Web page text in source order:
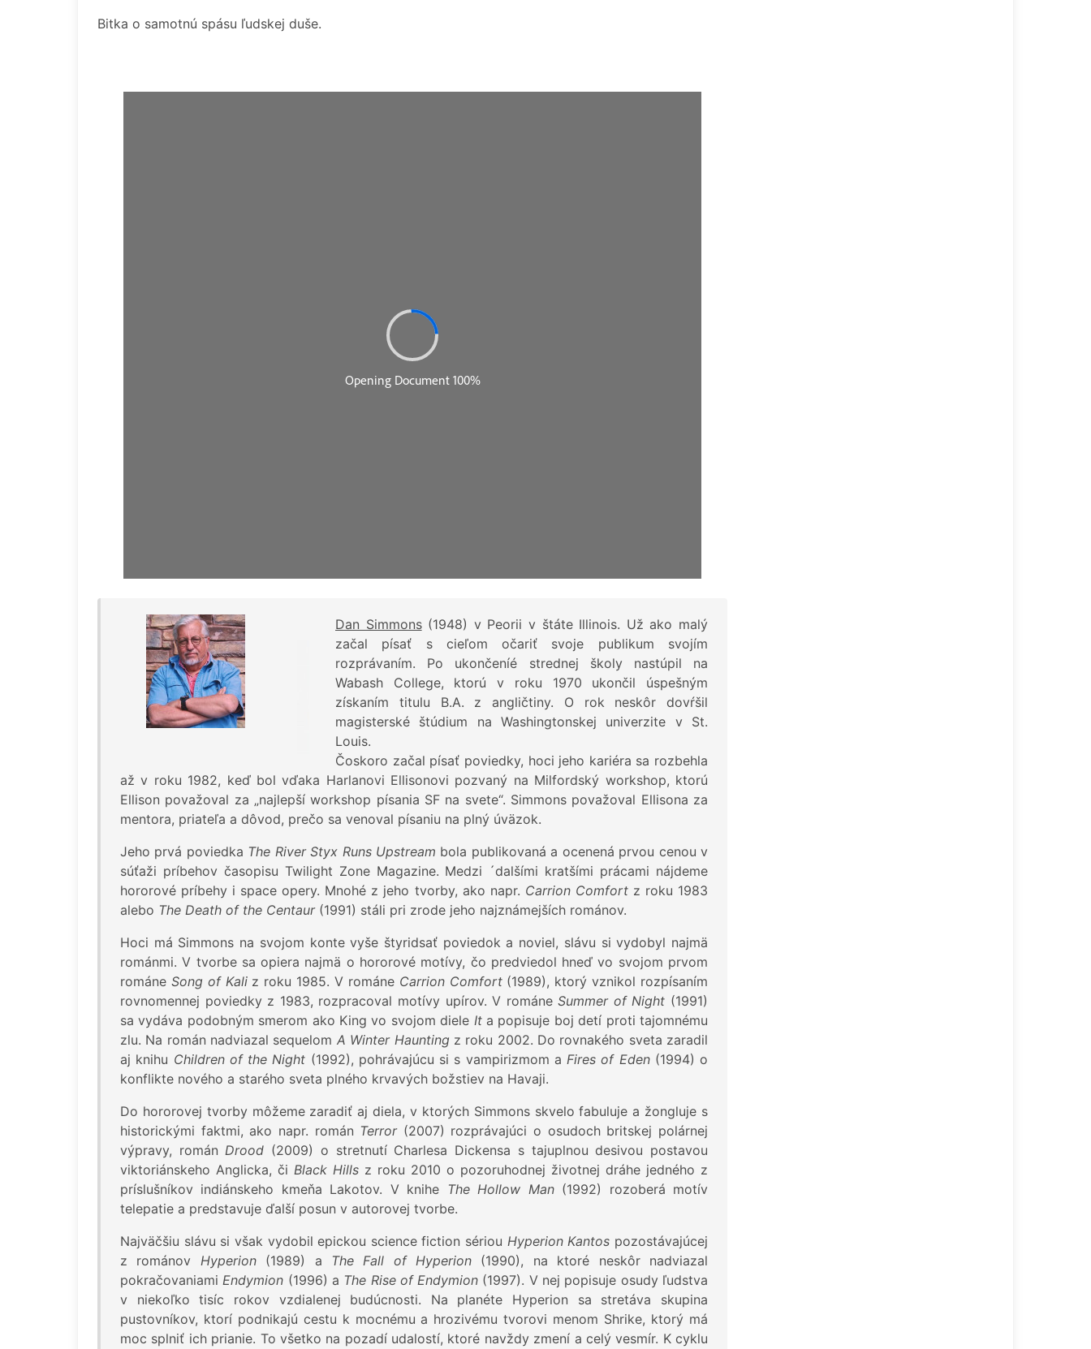
Bitka o samotnú spásu ľudskej duše.
Dan Simmons(1948) v Peorii v štáte Illinois. Už ako malý
začal písať s cieľom očariť svoje publikum svojím
rozprávaním. Po ukončeníé strednej školy nastúpil na
Wabash College, ktorú v roku 1970 ukončil úspešným
získaním titulu B.A. z angličtiny. O rok neskôr dovŕšil
magisterské štúdium na Washingtonskej univerzite v St.
Louis.
Čoskoro začal písať poviedky, hoci jeho kariéra sa rozbehla
až v roku 1982, keď bol vďaka Harlanovi Ellisonovi pozvaný na Milfordský workshop, ktorú
Ellison považoval za „najlepší workshop písania SF na svete“. Simmons považoval Ellisona za
mentora, priateľa a dôvod, prečo sa venoval písaniu na plný úväzok.
Jeho prvá poviedka The River Styx Runs Upstream bola publikovaná a ocenená prvou cenou v
súťaži príbehov časopisu Twilight Zone Magazine. Medzi ´dalšími kratšími prácami nájdeme
hororové príbehy i space opery. Mnohé z jeho tvorby, ako napr. Carrion Comfortz roku 1983
alebo The Death of the Centaur(1991) stáli pri zrode jeho najznámejších románov.
Hoci má Simmons na svojom konte vyše štyridsať poviedok a noviel, slávu si vydobyl najmä
románmi. V tvorbe sa opiera najmä o hororové motívy, čo predviedol hneď vo svojom prvom
románe Song of Kaliz roku 1985. V románe Carrion Comfort(1989), ktorý vznikol rozpísaním
rovnomennej poviedky z 1983, rozpracoval motívy upírov. V románeSummer of Night (1991)
sa vydáva podobným smerom ako King vo svojom diele Ita popisuje boj detí proti tajomnému
zlu. Na román nadviazal sequelom A Winter Haunting z roku 2002. Do rovnakého sveta zaradil
aj knihu Children of the Night (1992), pohrávajúcu si s vampirizmom a Fires of Eden(1994) o
konflikte nového a starého sveta plného krvavých božstiev na Havaji.
Do hororovej tvorby môžeme zaradiť aj diela, v ktorých Simmons skvelo fabuluje a žongluje s
historickými faktmi, ako napr. román Terror(2007) rozprávajúci o osudoch britskej polárnej
výpravy, románDrood (2009) o stretnutí Charlesa Dickensa s tajuplnou desivou postavou
viktoriánskeho Anglicka, či Black Hills z roku 2010 o pozoruhodnej životnej dráhe jedného z
príslušníkov indiánskeho kmeňa Lakotov. V knihe The Hollow Man(1992) rozoberá motív
telepatie a predstavuje ďalší posun v autorovej tvorbe.
Najväčšiu slávu si však vydobil epickou science fiction sériou Hyperion Kantos pozostávajúcej
z románov Hyperion(1989) a The Fall of Hyperion (1990), na ktoré neskôr nadviazal
pokračovaniamiEndymion (1996) a The Rise of Endymion (1997). V nej popisuje osudy ľudstva
v niekoľko tisíc rokov vzdialenej budúcnosti. Na planéte Hyperion sa stretáva skupina
pustovníkov, ktorí podnikajú cestu k mocnému a hrozivému tvorovi menom Shrike, ktorý má
moc splniť ich prianie. To všetko na pozadí udalostí, ktoré navždy zmení a celý vesmír. K cyklu